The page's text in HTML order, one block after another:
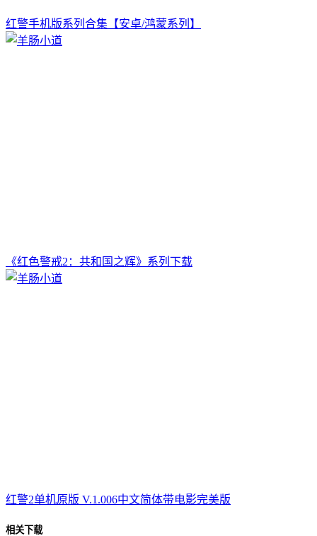
红警手机版系列合集【安卓/鸿蒙系列】
《红色警戒2：共和国之辉》系列下载
红警2单机原版 V.1.006中文简体带电影完美版
相关下载